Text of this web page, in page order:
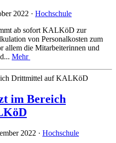
2022 · Hochschule
ab sofort KALKöD zur
von Personalkosten zum
die Mitarbeiterinnen und
Mehr
im Bereich
2022 · Hochschule